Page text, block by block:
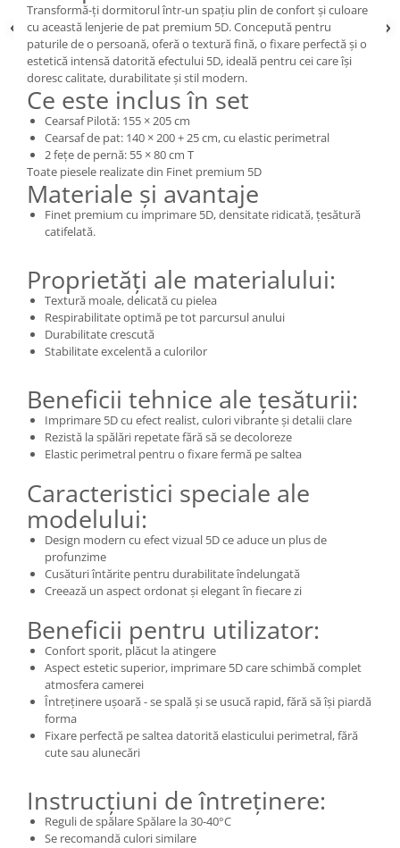
Transformă-ți dormitorul într-un spațiu plin de confort și culoare
cu această lenjerie de pat premium 5D. Concepută pentru
paturile de o persoană, oferă o textură fină, o fixare perfectă și o
estetică intensă datorită efectului 5D, ideală pentru cei care își
doresc calitate, durabilitate și stil modern.
Ce este inclus în set
Cearsaf Pilotă: 155 × 205 cm
Cearsaf de pat: 140 × 200 + 25 cm, cu elastic perimetral
2 fețe de pernă: 55 × 80 cm T
Toate piesele realizate din Finet premium 5D
Materiale și avantaje
Finet premium cu imprimare 5D, densitate ridicată, țesătură
catifelată.
Proprietăți ale materialului:
Textură moale, delicată cu pielea
Respirabilitate optimă pe tot parcursul anului
Durabilitate crescută
Stabilitate excelentă a culorilor
Beneficii tehnice ale țesăturii:
Imprimare 5D cu efect realist, culori vibrante și detalii clare
Rezistă la spălări repetate fără să se decoloreze
Elastic perimetral pentru o fixare fermă pe saltea
Caracteristici speciale ale
modelului:
Design modern cu efect vizual 5D ce aduce un plus de
profunzime
Cusături întărite pentru durabilitate îndelungată
Creează un aspect ordonat și elegant în fiecare zi
Beneficii pentru utilizator:
Confort sporit, plăcut la atingere
Aspect estetic superior, imprimare 5D care schimbă complet
atmosfera camerei
Întreținere ușoară - se spală și se usucă rapid, fără să își piardă
forma
Fixare perfectă pe saltea datorită elasticului perimetral, fără
cute sau alunecări
Instrucțiuni de întreținere:
Reguli de spălare Spălare la 30-40°C
Se recomandă culori similare